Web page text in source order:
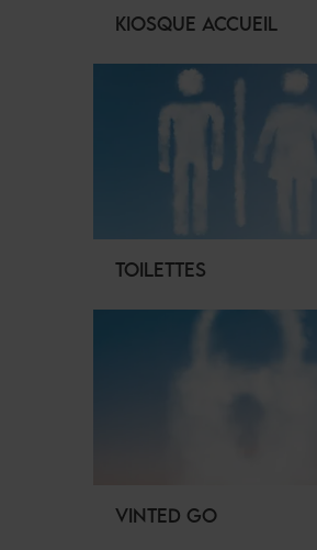
KIOSQUE ACCUEIL
TOILETTES
VINTED GO